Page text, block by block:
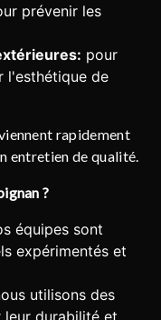
prévenir les
pour
l'esthétique de
rapidement
entretien de qualité.
?
équipes sont
expérimentés et
utilisons des